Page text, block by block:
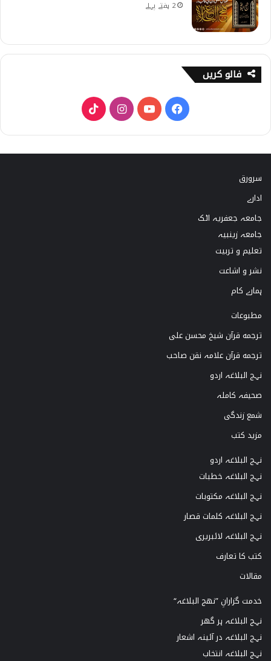
2 ہفتے پہلے
فالو کریں
F
a
c
Y
o
u
n
s
T
i
k
سرورق
ادارے
جامعہ جعفریہ اٹک
جامعہ زینبیہ
تعلیم و تربیت
نشر و اشاعت
ہمارے کام
مطبوعات
ترجمه قرآن شیخ محسن علی
ترجمه قرآن علامہ نقن صاحب
نہج البلاغہ اردو
صحیفہ کاملہ
شمع زندگی
مزید کتب
نہج البلاغہ اردو
نہج البلاغہ خطبات
نہج البلاغہ مکتوبات
نہج البلاغہ کلمات قصار
نہج البلاغہ لائبریری
کتب کا تعارف
مقالات
خدمت گزارانِ ”نھج البلاغہ“
نہج البلاغہ ہر گھر
نہج البلاغہ در آئینہ اشعار
نہج البلاغہ انتخاب